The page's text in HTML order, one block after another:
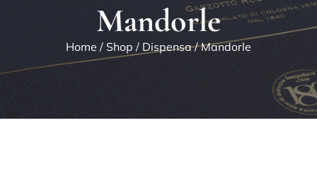
Mandorle
Home / Shop / Dispensa/ Mandorle